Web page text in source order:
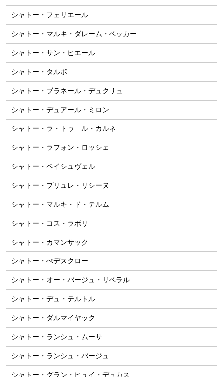
シャトー・フェリエール
シャトー・マルキ・ダレーム・ベッカー
シャトー・サン・ピエール
シャトー・タルボ
シャトー・ブラネール・デュクリュ
シャトー・デュアール・ミロン
シャトー・ラ・トゥ―ル・カルネ
シャトー・ラフォン・ロッシェ
シャトー・ベイシュヴェル
シャトー・プリュレ・リシーヌ
シャトー・マルキ・ド・テルム
シャトー・コス・ラボリ
シャトー・カマンサック
シャトー・ぺデスクロー
シャトー・オー・バージュ・リベラル
シャトー・デュ・テルトル
シャトー・ダルマイヤック
シャトー・ランシュ・ムーサ
シャトー・ランシュ・バージュ
シャトー・グラン・ピュイ・デュカス